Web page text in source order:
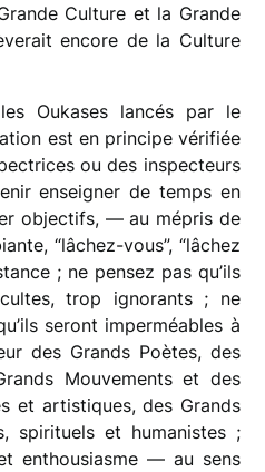
Culture et la Grande
encore de la Culture
Oukases lancés par le
est en principe vérifiée
ou des inspecteurs
enseigner de temps en
objectifs, — au mépris de
“lâchez-vous”, “lâchez
; ne pensez pas qu’ils
trop ignorants ; ne
seront imperméables à
des Grands Poètes, des
Mouvements et des
et artistiques, des Grands
spirituels et humanistes ;
enthousiasme — au sens